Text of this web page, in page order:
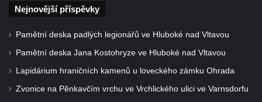
na náměstí Svobody v Plané
Plané
Nejnovější příspěvky
Pamětní deska padlých legionářů ve Hluboké nad Vltavou
Pamětní deska Jana Kostohryze ve Hluboké nad Vltavou
Lapidárium hraničních kamenů u loveckého zámku Ohrada
Zvonice na Pěnkavčím vrchu ve Vrchlického ulici ve Varnsdorfu